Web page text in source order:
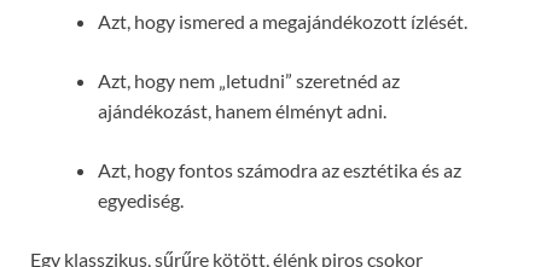
Azt, hogy ismered a megajándékozott ízlését.
Azt, hogy nem „letudni” szeretnéd az
ajándékozást, hanem élményt adni.
Azt, hogy fontos számodra az esztétika és az
egyediség.
Egy klasszikus, sűrűre kötött, élénk piros csokor